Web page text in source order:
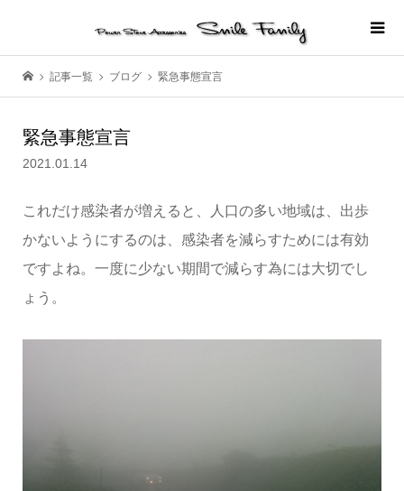
記事一覧 ブログ 緊急事態宣言
緊急事態宣言
2021.01.14
これだけ感染者が増えると、人口の多い地域は、出歩
かないようにするのは、感染者を減らすためには有効
ですよね。一度に少ない期間で減らす為には大切でし
ょう。